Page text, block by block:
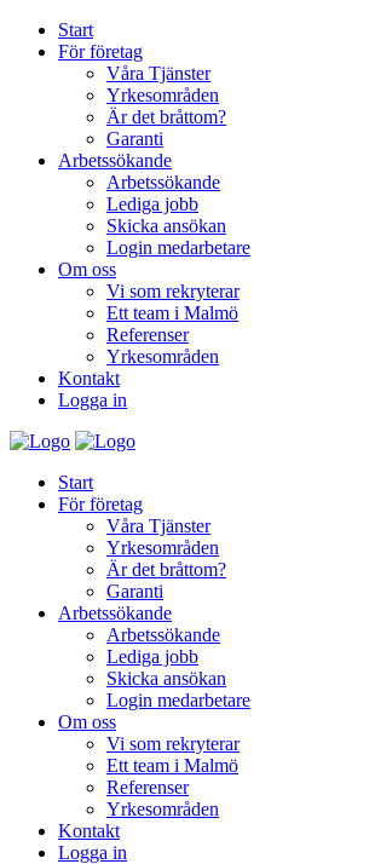
Start
För företag
Våra Tjänster
Yrkesområden
Är det bråttom?
Garanti
Arbetssökande
Arbetssökande
Lediga jobb
Skicka ansökan
Login medarbetare
Om oss
Vi som rekryterar
Ett team i Malmö
Referenser
Yrkesområden
Kontakt
Logga in
Start
För företag
Våra Tjänster
Yrkesområden
Är det bråttom?
Garanti
Arbetssökande
Arbetssökande
Lediga jobb
Skicka ansökan
Login medarbetare
Om oss
Vi som rekryterar
Ett team i Malmö
Referenser
Yrkesområden
Kontakt
Logga in